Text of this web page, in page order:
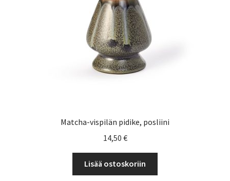
Matcha-vispilän pidike, posliini
14,50 €
Lisää ostoskoriin